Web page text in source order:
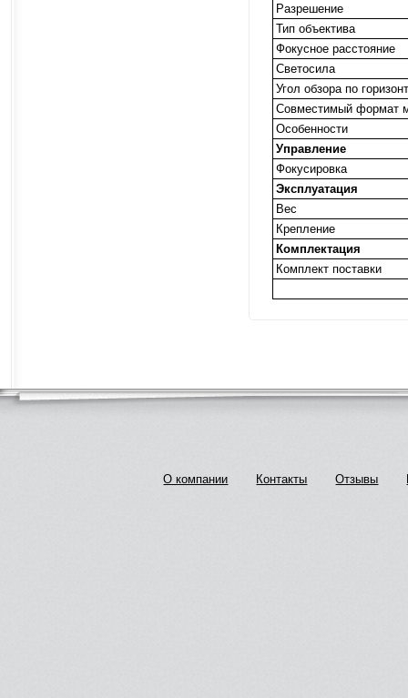
Разрешение
Тип объектива
Фокусное расстояние
Светосила
Угол обзора по
Совместимый формат
Особенности
Управление
Фокусировка
Эксплуатация
Вес
Крепление
Комплектация
Комплект поставки
О компании Контакты Отзывы